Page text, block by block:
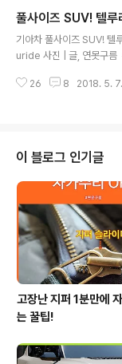
에는 기아차 소형 SUV인
차라고 할 수 있는 두 차량
교해 보면 상당히 다른 부
1월~4월 누적기준 )을 보
풀사이즈 SUV! 텔루
기아차 풀사이즈 SUV! 텔
uride 사진 | 글, 연못구름
V인 텔루라이드가 출시를
로 출시를 앞두고 해외뿐만
되고 있습니다. #. 텔루라
루라이드가 기대되는 첫
스카 스타일의 웅장하고
입니다. 두 번째 이유는 기
다. 텔루..
26 8 2018. 5. 7.
이 블로그 인기글
고장난 지퍼 1분만에
는 꿀팁!